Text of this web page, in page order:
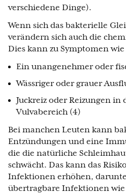
verschiedene Dinge).
Wenn sich das bakterielle
verändern sich auch die
Dies kann zu Symptomen
Ein unangenehmer oder
Wässriger oder grauer
Juckreiz oder Reizungen in
Vulvabereich (4)
Bei manchen Leuten kann
Entzündungen und eine
die die natürliche
schwächt. Das kann das
Infektionen erhöhen,
übertragbare Infektionen